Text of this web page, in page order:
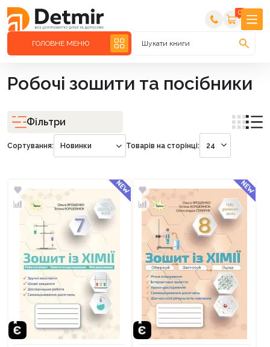
0
ГОЛОВНЕ МЕНЮ Шукати книги
Робочі зошити та посібники
Фільтри
Сортування: Новинки Товарів на сторінці: 24